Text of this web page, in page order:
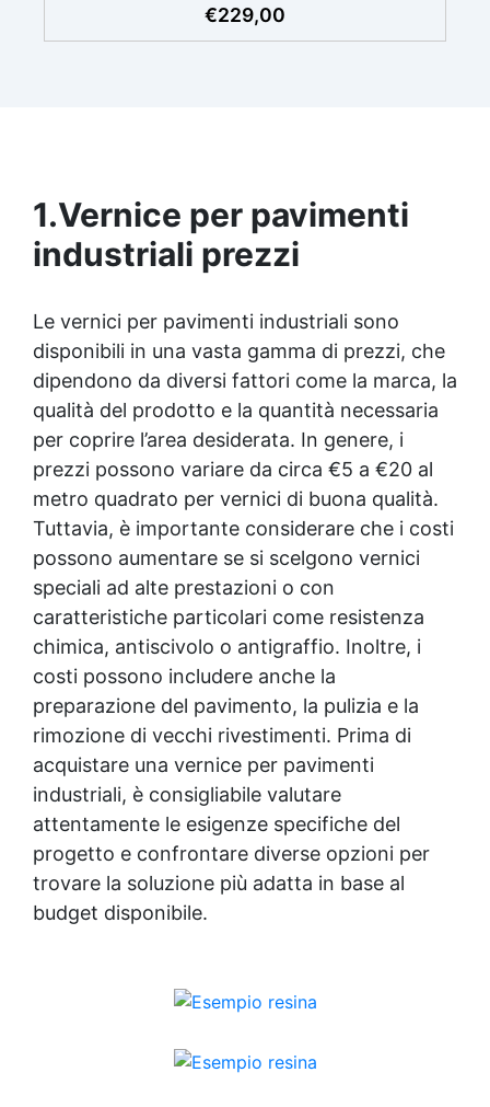
0,2 kg/m². Si prega di rispettare questa
indicazione, poiché la quantità del prodotto è
finitura resistente, uniforme e personalizzabile.
si applica con un semplice ruolo o pennello🔹
Resistente al calpestio ed anche carrabile (2
mani).🔹 Asciugatura rapida: già calpestabile il
€229,00
1.Vernice per pavimenti
industriali prezzi
Le vernici per pavimenti industriali sono
disponibili in una vasta gamma di prezzi, che
dipendono da diversi fattori come la marca, la
qualità del prodotto e la quantità necessaria
per coprire l’area desiderata. In genere, i
prezzi possono variare da circa €5 a €20 al
metro quadrato per vernici di buona qualità.
Tuttavia, è importante considerare che i costi
possono aumentare se si scelgono vernici
speciali ad alte prestazioni o con
caratteristiche particolari come resistenza
chimica, antiscivolo o antigraffio. Inoltre, i
costi possono includere anche la
preparazione del pavimento, la pulizia e la
rimozione di vecchi rivestimenti. Prima di
acquistare una vernice per pavimenti
industriali, è consigliabile valutare
attentamente le esigenze specifiche del
progetto e confrontare diverse opzioni per
trovare la soluzione più adatta in base al
budget disponibile.